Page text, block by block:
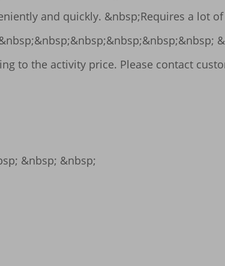
and quickly. &nbsp;Requires a lot
to the activity price. Please contact
&nbsp; &nbsp;